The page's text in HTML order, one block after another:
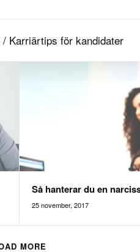
/ Karriärtips för kandidater
Så hanterar du en
25 november, 2017
MORE